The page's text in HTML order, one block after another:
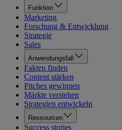
Funktion
Marketing
Forschung & Entwicklung
Strategie
Sales
Anwendungsfall
Fakten finden
Content stärken
Pitches gewinnen
Märkte verstehen
Strategien entwickeln
Ressourcen
Success stories